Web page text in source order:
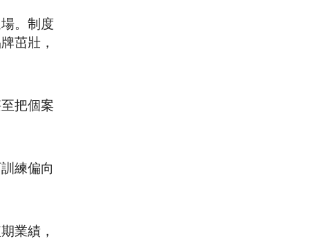
。制度
茁壯，
把個案
練偏向
業績，